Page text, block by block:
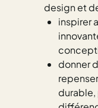
design et
inspirer
donner